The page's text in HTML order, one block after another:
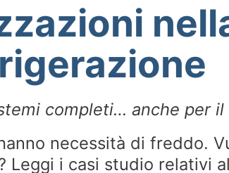
completi… anche per
necessità di freddo.
Leggi i casi studio relativi